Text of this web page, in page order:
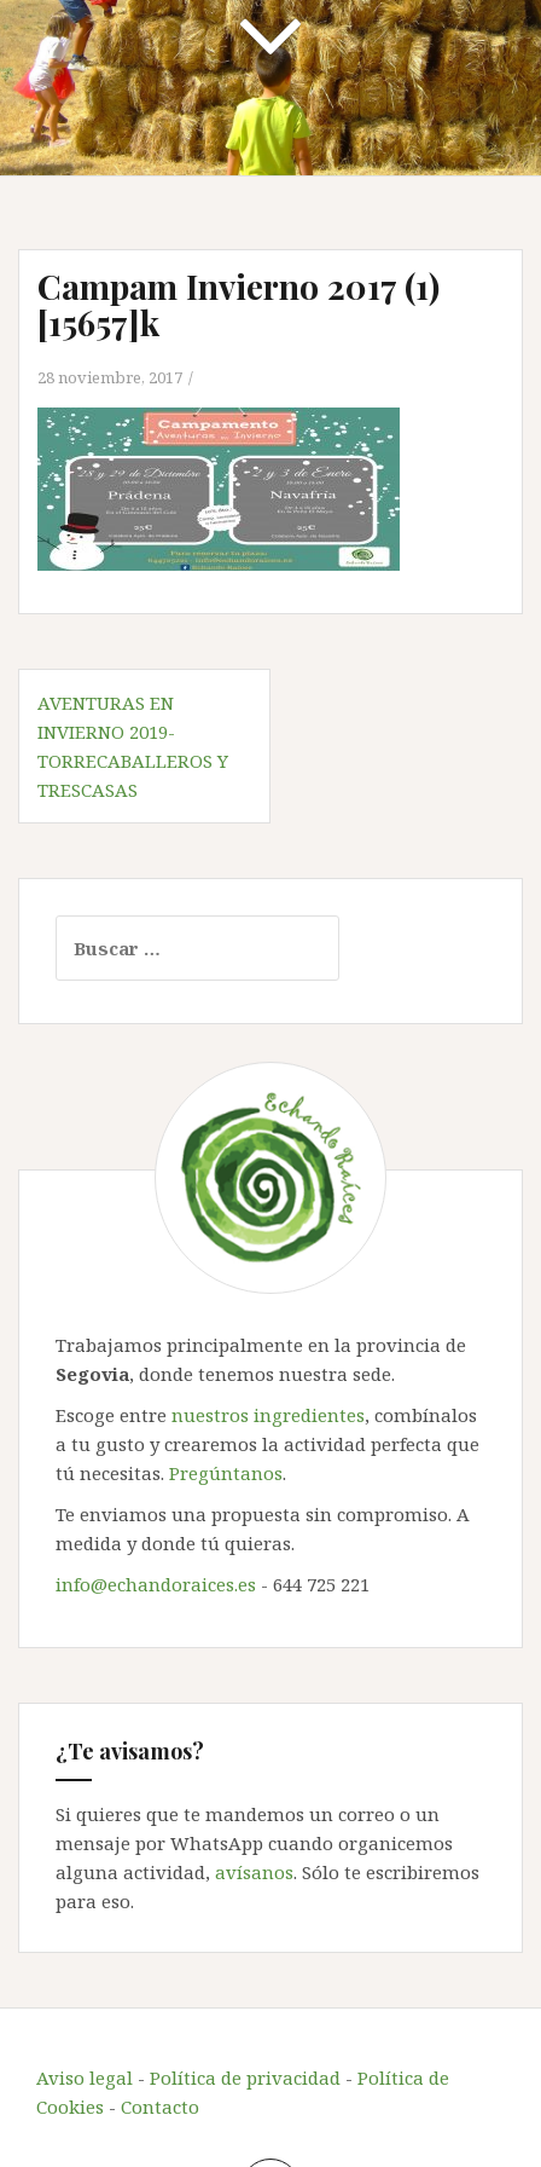
Campam Invierno 2017 (1)
[15657]k
28 noviembre, 2017
Navegación
de
entradas
AVENTURAS EN
INVIERNO 2019-
TORRECABALLEROS Y
TRESCASAS
Trabajamos principalmente en la provincia de
Segovia, donde tenemos nuestra sede.
Escoge entre nuestros ingredientes, combínalos
a tu gusto y crearemos la actividad perfecta que
tú necesitas. Pregúntanos.
Te enviamos una propuesta sin compromiso. A
medida y donde tú quieras.
info@echandoraices.es - 644 725 221
¿Te avisamos?
Si quieres que te mandemos un correo o un
mensaje por WhatsApp cuando organicemos
alguna actividad, avísanos. Sólo te escribiremos
para eso.
Aviso legal - Política de privacidad - Política de
Cookies - Contacto